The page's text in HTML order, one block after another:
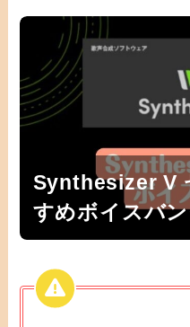
Synthesizer V
すめボイスバ